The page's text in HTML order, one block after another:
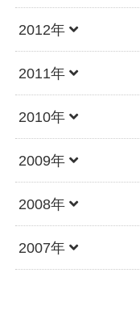
2012年
2011年
2010年
2009年
2008年
2007年